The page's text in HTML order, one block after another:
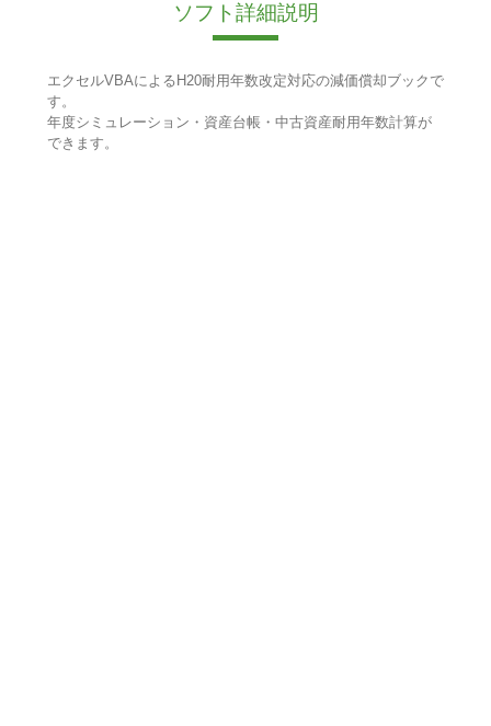
ソフト詳細説明
エクセルVBAによるH20耐用年数改定対応の減価償却ブックで
す。
年度シミュレーション・資産台帳・中古資産耐用年数計算が
できます。